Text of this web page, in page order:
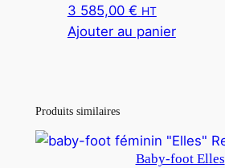
3 585,00 € HT
Ajouter au panier
Produits similaires
Baby-foot Elles